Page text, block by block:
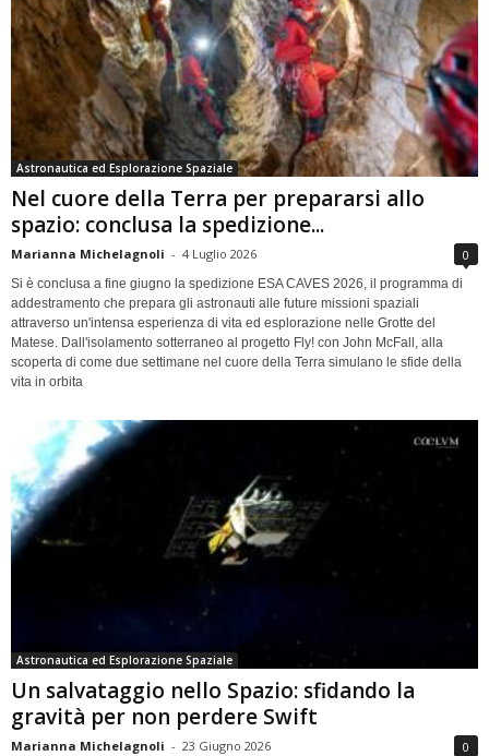
Astronautica ed Esplorazione Spaziale
Nel cuore della Terra per prepararsi allo
spazio: conclusa la spedizione...
Marianna Michelagnoli - 4 Luglio 2026 0
Si è conclusa a fine giugno la spedizione ESA CAVES 2026, il programma di
addestramento che prepara gli astronauti alle future missioni spaziali
attraverso un'intensa esperienza di vita ed esplorazione nelle Grotte del
Matese. Dall'isolamento sotterraneo al progetto Fly! con John McFall, alla
scoperta di come due settimane nel cuore della Terra simulano le sfide della
vita in orbita
Astronautica ed Esplorazione Spaziale
Un salvataggio nello Spazio: sfidando la
gravità per non perdere Swift
Marianna Michelagnoli - 23 Giugno 2026 0